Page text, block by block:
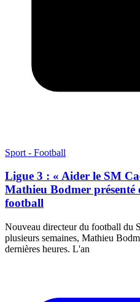
Sport - Football
Ligue 3 : « Aider le SM
Mathieu Bodmer
football
Nouveau directeur du football du
plusieurs semaines, Mathieu
dernières heures. L'an